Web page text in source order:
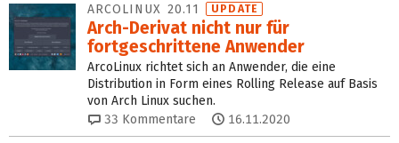
ARCOLINUX 20.11 UPDATE
Arch-Derivat nicht nur für
fortgeschrittene Anwender
ArcoLinux richtet sich an Anwender, die eine
Distribution in Form eines Rolling Release auf Basis
von Arch Linux suchen.
33 Kommentare 16.11.2020